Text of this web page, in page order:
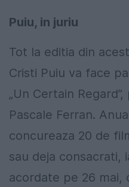
Puiu, in juriu
Tot la editia din
Cristi Puiu va face
„Un Certain
Pascale Ferran.
concureaza 20 de
sau deja consacrati,
acordate pe 26 mai,